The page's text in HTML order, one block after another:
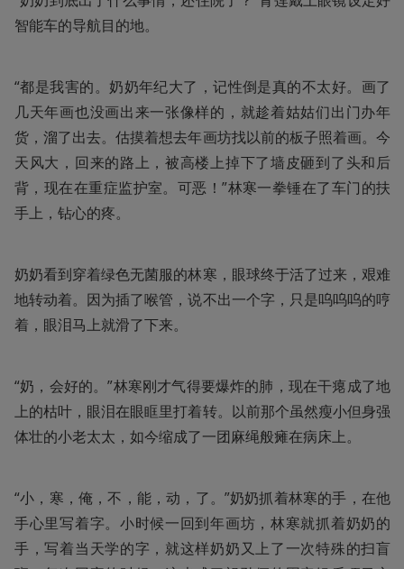
智能车的导航目的地。
“都是我害的。奶奶年纪大了，记性倒是真的不太好。画了
几天年画也没画出来一张像样的，就趁着姑姑们出门办年
货，溜了出去。估摸着想去年画坊找以前的板子照着画。今
天风大，回来的路上，被高楼上掉下了墙皮砸到了头和后
背，现在在重症监护室。可恶！”林寒一拳锤在了车门的扶
手上，钻心的疼。
奶奶看到穿着绿色无菌服的林寒，眼球终于活了过来，艰难
地转动着。因为插了喉管，说不出一个字，只是呜呜呜的哼
着，眼泪马上就滑了下来。
“奶，会好的。”林寒刚才气得要爆炸的肺，现在干瘪成了地
上的枯叶，眼泪在眼眶里打着转。以前那个虽然瘦小但身强
体壮的小老太太，如今缩成了一团麻绳般瘫在病床上。
“小，寒，俺，不，能，动，了。”奶奶抓着林寒的手，在他
手心里写着字。小时候一回到年画坊，林寒就抓着奶奶的
手，写着当天学的字，就这样奶奶又上了一次特殊的扫盲